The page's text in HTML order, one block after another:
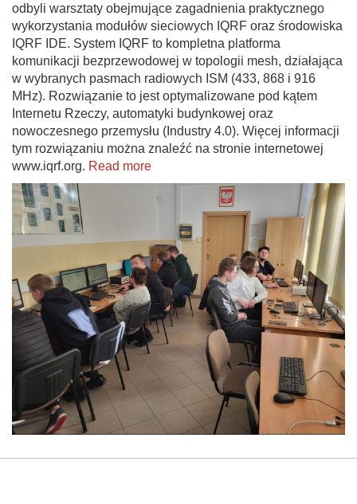
odbyli warsztaty obejmujące zagadnienia praktycznego
wykorzystania modułów sieciowych IQRF oraz środowiska
IQRF IDE. System IQRF to kompletna platforma
komunikacji bezprzewodowej w topologii mesh, działająca
w wybranych pasmach radiowych ISM (433, 868 i 916
MHz). Rozwiązanie to jest optymalizowane pod kątem
Internetu Rzeczy, automatyki budynkowej oraz
nowoczesnego przemysłu (Industry 4.0). Więcej informacji
tym rozwiązaniu można znaleźć na stronie internetowej
www.iqrf.org. Read more